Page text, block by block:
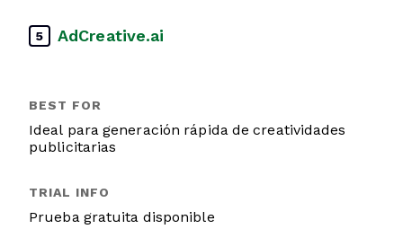
5 AdCreative.ai
Ideal para generación rápida de creatividades
publicitarias
Prueba gratuita disponible